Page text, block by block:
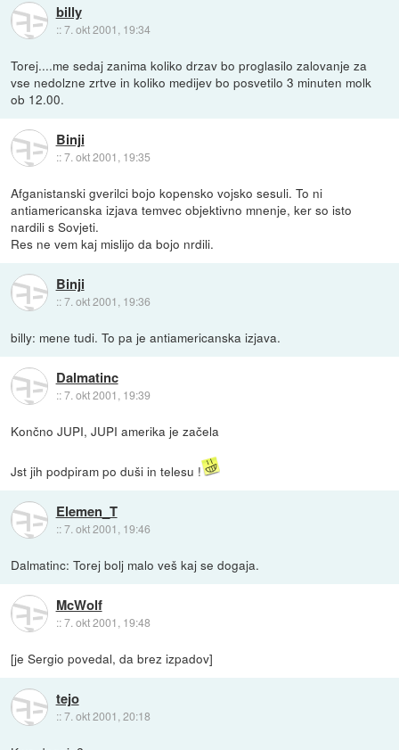
billy
::7. okt 2001, 19:34
Torej....me sedaj zanima koliko drzav bo proglasilo zalovanje za
vse nedolzne zrtve in koliko medijev bo posvetilo 3 minuten molk
ob 12.00.
Binji
::7. okt 2001, 19:35
Afganistanski gverilci bojo kopensko vojsko sesuli. To ni
antiamericanska izjava temvec objektivno mnenje, ker so isto
nardili s Sovjeti.
Res ne vem kaj mislijo da bojo nrdili.
Binji
::7. okt 2001, 19:36
billy: mene tudi. To pa je antiamericanska izjava.
Dalmatinc
::7. okt 2001, 19:39
Končno JUPI, JUPI amerika je začela
Jst jih podpiram po duši in telesu !
Elemen_T
::7. okt 2001, 19:46
Dalmatinc: Torej bolj malo veš kaj se dogaja.
McWolf
::7. okt 2001, 19:48
[je Sergio povedal, da brez izpadov]
tejo
::7. okt 2001, 20:18